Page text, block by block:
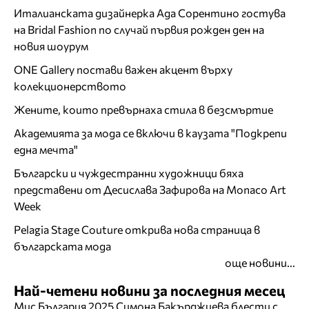
Италианската дизайнерка Ада Сорентино гостува
на Bridal Fashion по случай първия рожден ден на
новия шоурум
ONE Gallery постави важен акцент върху
колекционерството
Жените, които превърнаха стила в безсмъртие
Академията за мода се включи в каузата "Подкрепи
една мечта"
Български и чуждестранни художници бяха
представени от Десислава Зафирова на Monaco Art
Week
Pelagia Stage Couture открива нова страница в
българската мода
още новини...
Най-четени новини за последния месец
Мис България 2025 Симона Бакърджиева блести с